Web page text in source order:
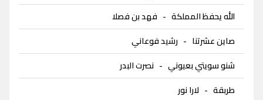
الله يحفظ المملكة - فهد بن فصلا
صاين عشرتنا - رشيد فوعاني
شنو سويتي بعيوني - نصرت البدر
طربقة - لارا نور